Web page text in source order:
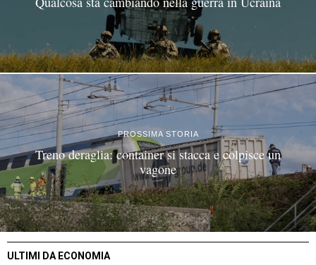
PROSSIMA STORIA
Treno deraglia: container si stacca e colpisce un
vagone
ULTIMI DA ECONOMIA